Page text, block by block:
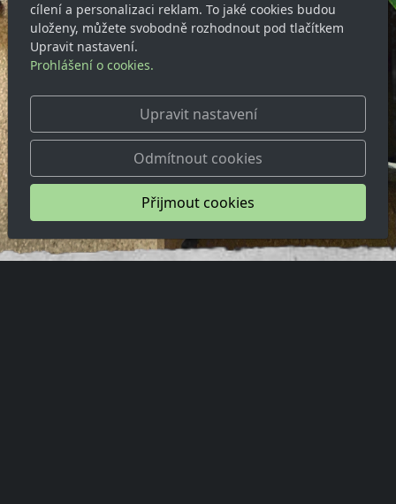
cílení a personalizaci reklam. To jaké cookies budou
uloženy, můžete svobodně rozhodnout pod tlačítkem
Upravit nastavení.
Prohlášení o cookies.
Upravit nastavení
Odmítnout cookies
Přijmout cookies